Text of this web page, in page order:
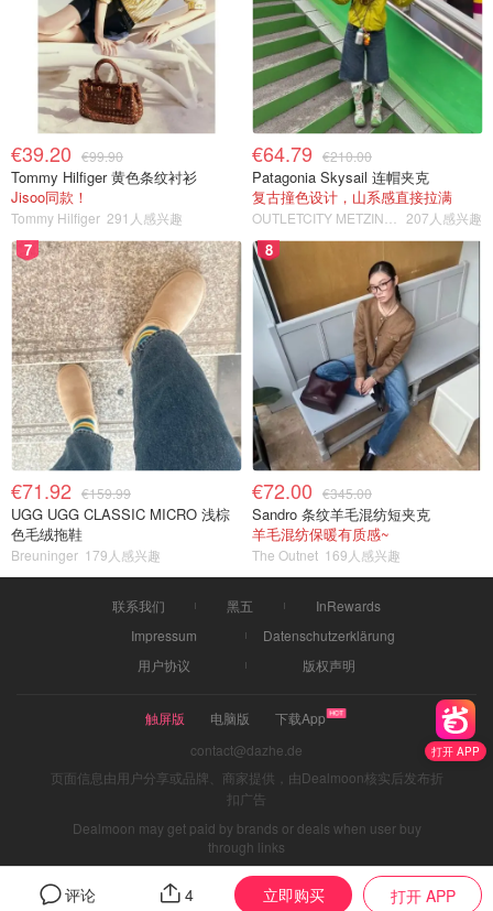
打开 APP
评论 4 立即购买 打开 APP
€39.20 €99.90
Tommy Hilfiger 黄色条纹衬衫
Jisoo同款！
Tommy Hilfiger 291人感兴趣
€64.79 €210.00
Patagonia Skysail 连帽夹克
复古撞色设计，山系感直接拉满
207人感兴趣
7
€71.92 €159.99
UGG UGG CLASSIC MICRO 浅棕
色毛绒拖鞋
Breuninger 179人感兴趣
8
€72.00 €345.00
Sandro 条纹羊毛混纺短夹克
羊毛混纺保暖有质感~
The Outnet 169人感兴趣
联系我们 黑五
InRewards
Impressum
Datenschutzerklärung
用户协议
版权声明
触屏版 电脑版
下载App
contact@dazhe.de
页面信息由用户分享或品牌、商家提供，由Dealmoon核实后发布折
扣广告
Dealmoon may get paid by brands or deals when user buy
through links